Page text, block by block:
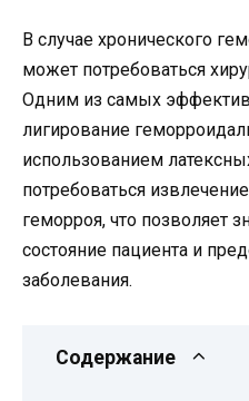
В случае хронического
может потребоваться
Одним из самых
лигирование
использованием
потребоваться
геморроя, что позволяет
состояние пациента и
заболевания.
Содержание